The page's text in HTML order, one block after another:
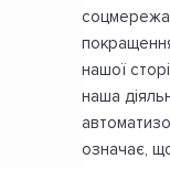
нашої
наша
означає,